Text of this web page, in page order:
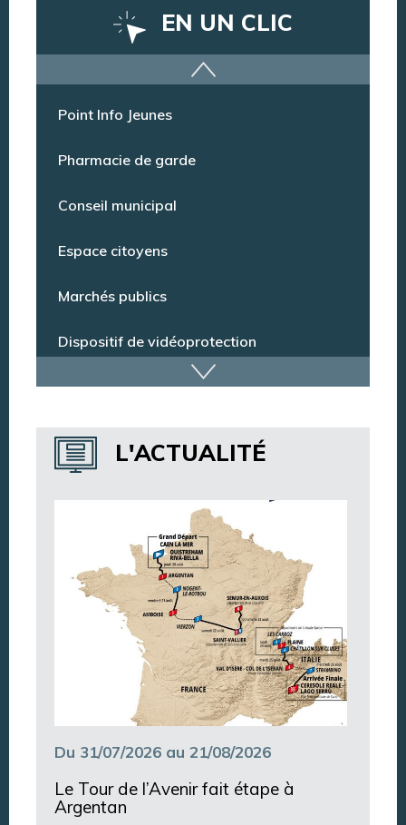
EN UN CLIC
Offres d’emploi
Point Info Jeunes
Pharmacie de garde
Conseil municipal
Espace citoyens
Marchés publics
Dispositif de vidéoprotection
Annuaire des services
Annuaire des associations
Argentan Aujourd’hui
L'ACTUALITÉ
Du 31/07/2026 au 21/08/2026
Le Tour de l’Avenir fait étape à
Argentan